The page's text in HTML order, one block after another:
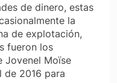
de dinero, estas
la
de explotación,
fueron los
Jovenel Moïse
de 2016 para